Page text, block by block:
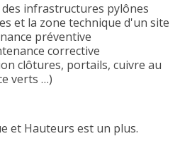
infrastructures pylônes
et la zone technique d'un site
préventive
corrective
clôtures, portails, cuivre au
verts …)
et Hauteurs est un plus.